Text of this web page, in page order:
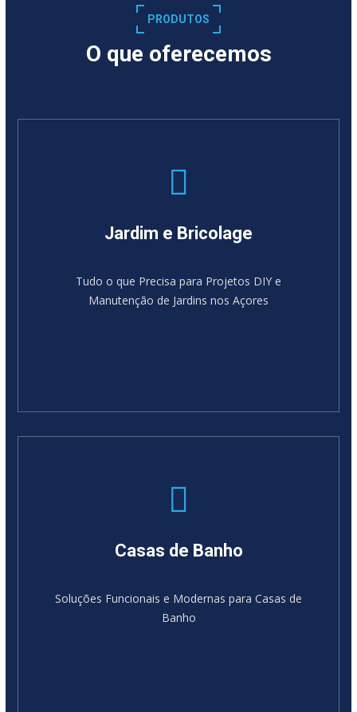
PRODUTOS
O que oferecemos
Jardim e Bricolage
Tudo o que Precisa para Projetos DIY e
Manutenção de Jardins nos Açores
Casas de Banho
Soluções Funcionais e Modernas para Casas de
Banho